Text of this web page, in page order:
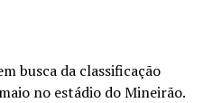
busca da classificação
no estádio do Mineirão.